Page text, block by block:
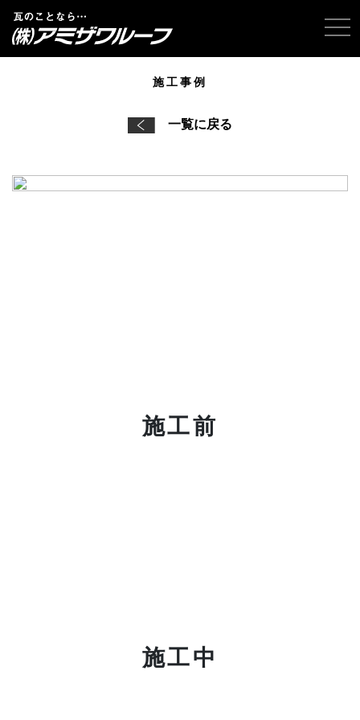
施工事例
一覧に戻る
施工前
施工中